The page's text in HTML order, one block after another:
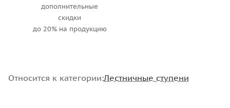
дополнительные
скидки
до 20% на продукцию
Относится к категории:Лестничные ступени